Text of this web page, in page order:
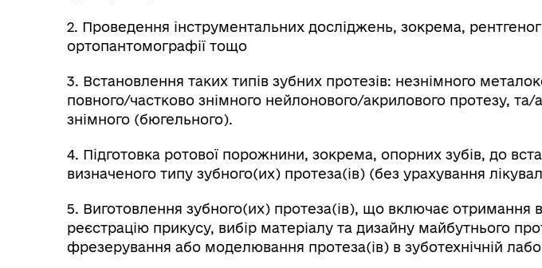
2. Проведення інструментальних досліджень, зокрема,
ортопантомографії тощо
3. Встановлення таких типів зубних протезів: незнімного
повного/частково знімного нейлонового/акрилового протезу, та/
знімного (бюгельного).
4. Підготовка ротової порожнини, зокрема, опорних зубів, до
визначеного типу зубного(их) протеза(ів) (без урахування
5. Виготовлення зубного(их) протеза(ів), що включає отримання
реєстрацію прикусу, вибір матеріалу та дизайну майбутнього
фрезерування або моделювання протеза(ів) в зуботехнічній